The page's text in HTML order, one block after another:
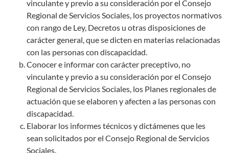
vinculante y previo a su consideración por el Consejo
Regional de Servicios Sociales, los proyectos normativos
con rango de Ley, Decretos u otras disposiciones de
carácter general, que se dicten en materias relacionadas
con las personas con discapacidad.
Conocer e informar con carácter preceptivo, no
vinculante y previo a su consideración por el Consejo
Regional de Servicios Sociales, los Planes regionales de
actuación que se elaboren y afecten a las personas con
discapacidad.
Elaborar los informes técnicos y dictámenes que les
sean solicitados por el Consejo Regional de Servicios
Sociales.